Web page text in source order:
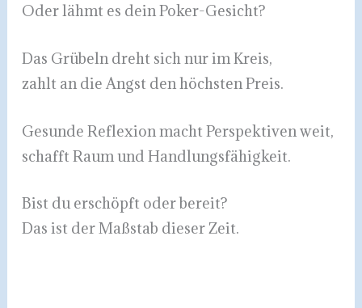
Oder lähmt es dein Poker-Gesicht?
Das Grübeln dreht sich nur im Kreis,
zahlt an die Angst den höchsten Preis.
Gesunde Reflexion macht Perspektiven weit,
schafft Raum und Handlungsfähigkeit.
Bist du erschöpft oder bereit?
Das ist der Maßstab dieser Zeit.